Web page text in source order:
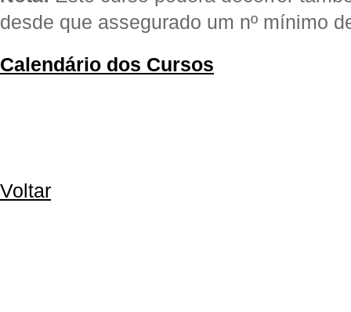
desde que assegurado um nº mínimo
Calendário dos Cursos
Voltar